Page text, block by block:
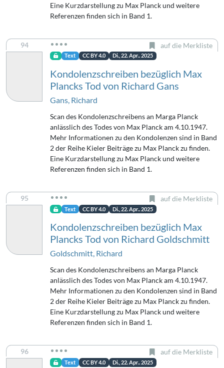
Eine Kurzdarstellung zu Max Planck und weitere
Referenzen finden sich in Band 1.
94 auf die Merkliste
Text CC BY 4.0 Di., 22. Apr.. 2025
Kondolenzschreiben bezüglich Max
Plancks Tod von Richard Gans
Gans, Richard
Scan des Kondolenzschreibens an Marga Planck
anlässlich des Todes von Max Planck am 4.10.1947.
Mehr Informationen zu den Kondolenzen sind in Band
2 der Reihe Kieler Beiträge zu Max Planck zu finden.
Eine Kurzdarstellung zu Max Planck und weitere
Referenzen finden sich in Band 1.
95 auf die Merkliste
Text CC BY 4.0 Di., 22. Apr.. 2025
Kondolenzschreiben bezüglich Max
Plancks Tod von Richard Goldschmitt
Goldschmitt, Richard
Scan des Kondolenzschreibens an Marga Planck
anlässlich des Todes von Max Planck am 4.10.1947.
Mehr Informationen zu den Kondolenzen sind in Band
2 der Reihe Kieler Beiträge zu Max Planck zu finden.
Eine Kurzdarstellung zu Max Planck und weitere
Referenzen finden sich in Band 1.
96 auf die Merkliste
Text CC BY 4.0 Di., 22. Apr.. 2025